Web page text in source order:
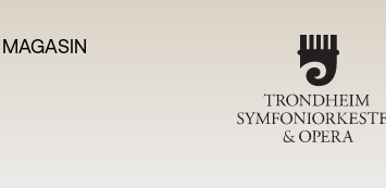
MAGASIN